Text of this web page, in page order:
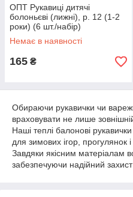
ОПТ Рукавиці дитячі
болоньєві (лижні), р. 12 (1-2
роки) (6 шт./набір)
Немає в наявності
165 ₴
Обираючи рукавички чи
враховувати не лише
Наші теплі балонові
для зимових ігор, прогулянок
Завдяки якісним матеріалам
забезпечуючи надійний